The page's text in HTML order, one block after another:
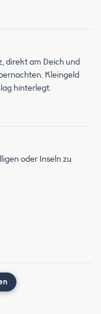
direkt am Deich und
Kleingeld
hinterlegt.
oder Inseln zu